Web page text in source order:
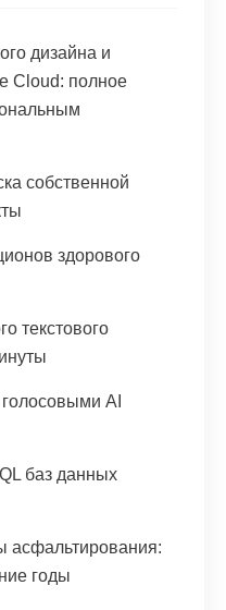
дизайна и
Cloud: полное
собственной
здорового
текстового
AI
баз данных
годы